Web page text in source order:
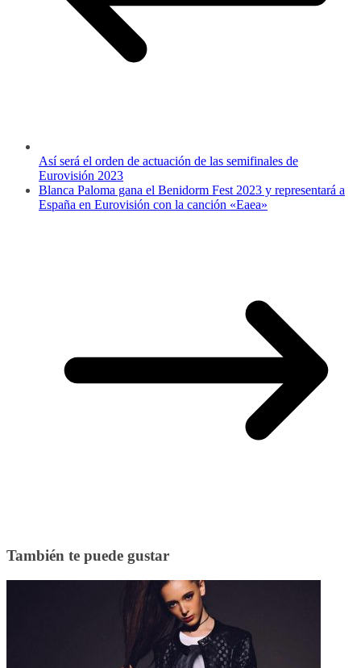
Así será el orden de actuación de las semifinales de
Eurovisión 2023
Blanca Paloma gana el Benidorm Fest 2023 y representará a
España en Eurovisión con la canción «Eaea»
También te puede gustar